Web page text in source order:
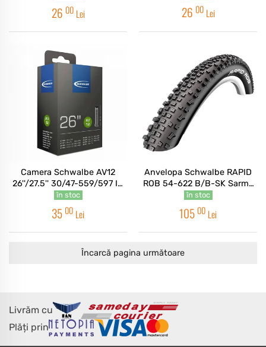
26 00 Lei 26 00 Lei
Camera Schwalbe AV12
26''/27.5'' 30/47-559/597 IB
AGV 40mm
în stoc
35 00 Lei
Anvelopa Schwalbe RAPID
ROB 54-622 B/B-SK Sarma
29*2.10
în stoc
105 00 Lei
Încarcă pagina următoare
Livrăm cu
Plăți prin